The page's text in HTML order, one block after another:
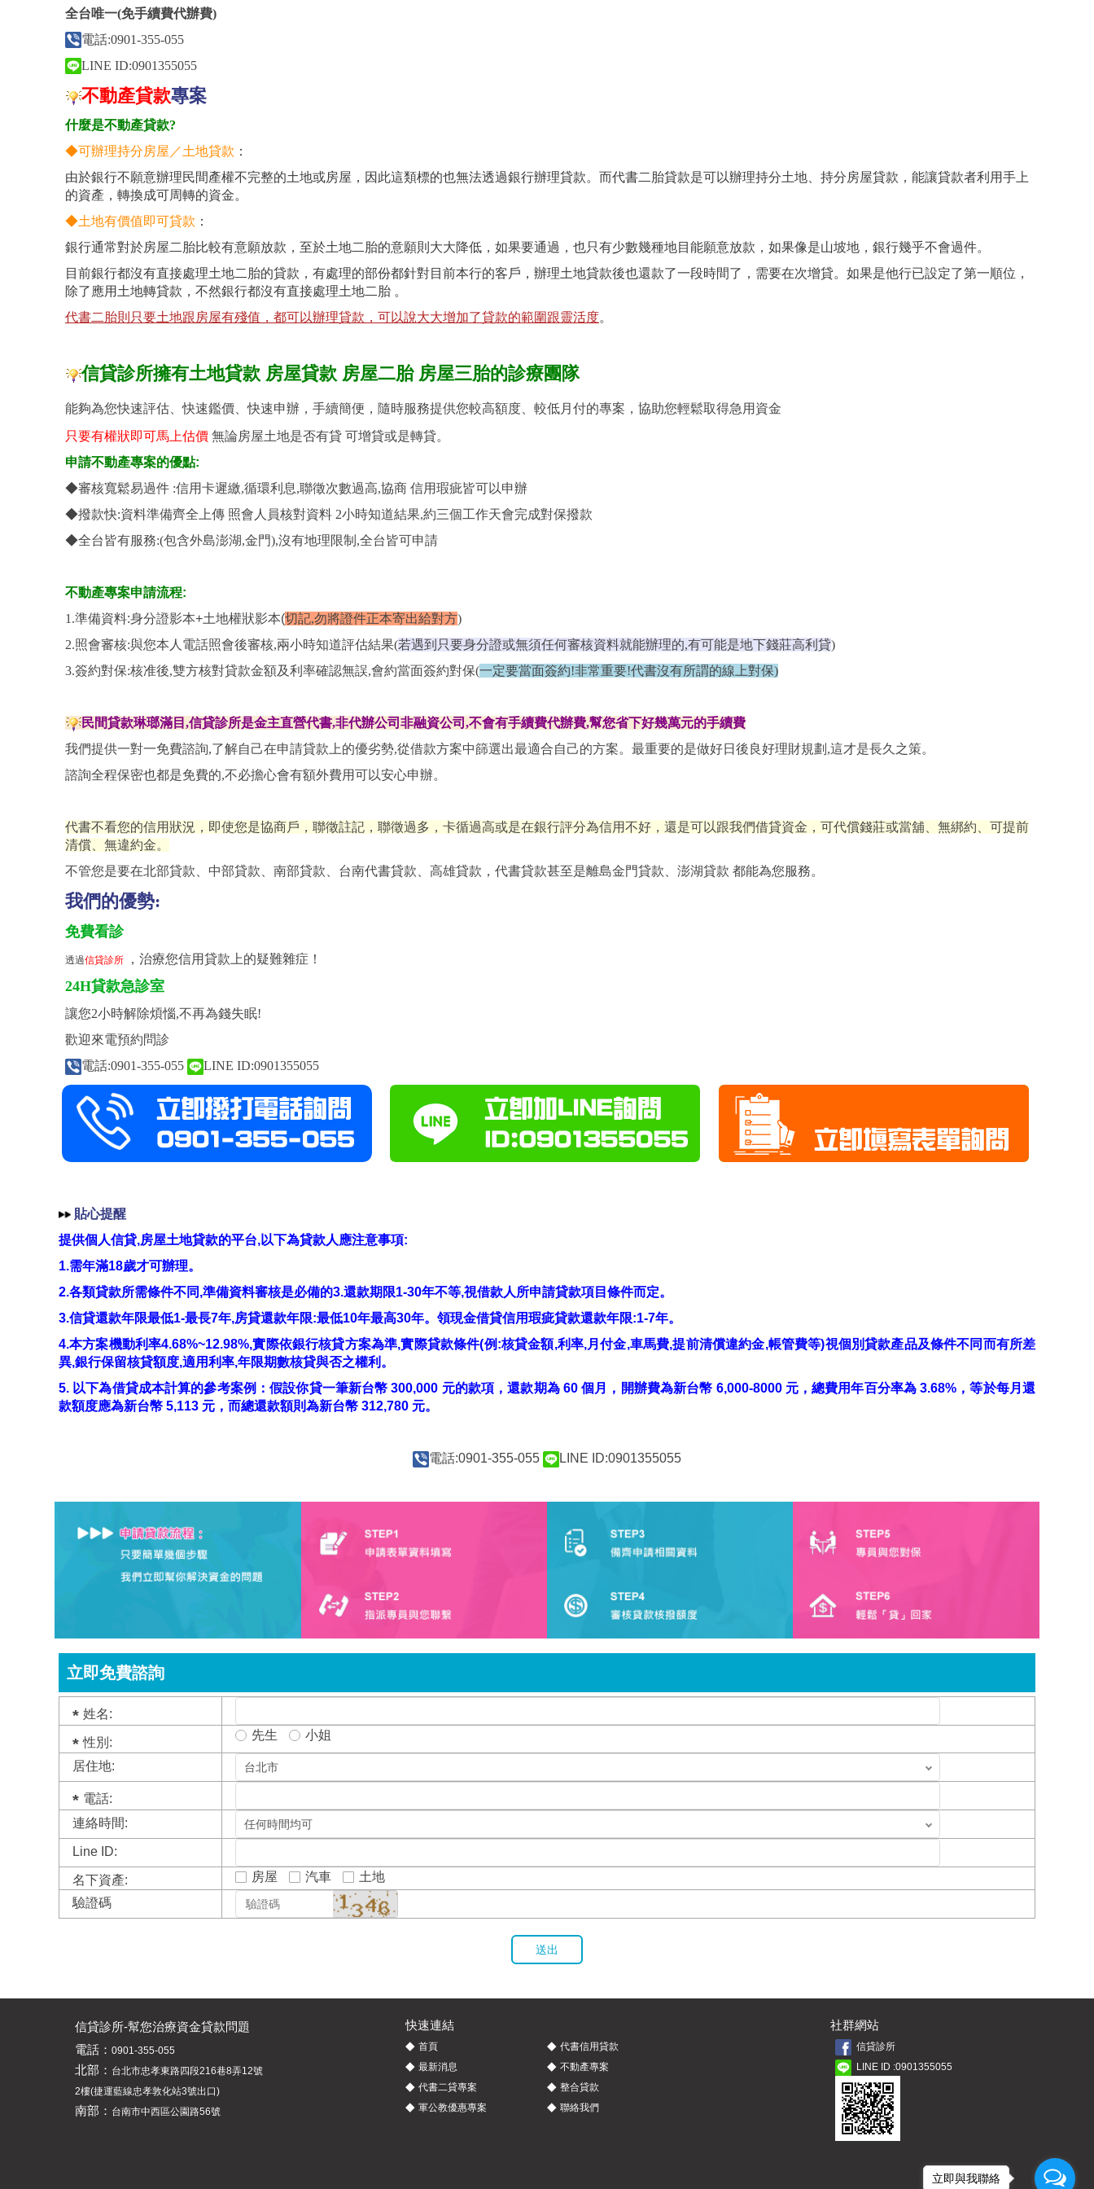
全台唯一(免手續費代辦費)
電話:0901-355-055
LINE ID:0901355055
不動產貸款專案
什麼是不動產貸款?
◆可辦理持分房屋／土地貸款 ：
由於銀行不願意辦理民間產權不完整的土地或房屋，因此這類標的也無法透過銀行辦理貸款。 而代書二胎貸款是可以辦理持分土地、持分房屋貸款，能讓貸款者利用手上
的資產，轉換成可周轉的資金。
◆土地有價值即可貸款 ：
銀行通常對於房屋二胎比較有意願放款，至於土地二胎的意願則大大降低，如果要通過，也只有少數幾種地目能願意放款，如果像是山坡地，銀行幾乎不會過件。
目前銀行都沒有直接處理土地二胎的貸款，有處理的部份都針對目前本行的客戶，辦理土地貸款後也還款了一段時間了，需要在次增貸。如果是他行已設定了第一順位，
除了應用土地轉貸款，不然銀行都沒有直接處理土地二胎 。
代書二胎則只要土地跟房屋有殘值，都可以辦理貸款，可以說大大增加了貸款的範圍跟靈活度。
信貸診所擁有土地貸款 房屋貸款 房屋二胎 房屋三胎的診療團隊
能夠為您快速評估、快速鑑價、快速申辦，手續簡便，隨時服務提供您較高額度、較低月付的專案，協助您輕鬆取得急用資金
只要有權狀即可馬上估價 無論房屋土地是否有貸 可增貸或是轉貸。
申請不動產專案的優點:
◆審核寬鬆易過件 :信用卡遲繳,循環利息,聯徵次數過高,協商 信用瑕疵皆可以申辦
◆撥款快:資料準備齊全上傳 照會人員核對資料 2小時知道結果,約三個工作天會完成對保撥款
◆全台皆有服務:(包含外島澎湖,金門),沒有地理限制,全台皆可申請
不動產專案申請流程:
​1.準備資料:身分證影本+土地權狀影本(切記,勿將證件正本寄出給對方)
2.照會審核:與您本人電話照會後審核,兩小時知道評估結果(若遇到只要身分證或無須任何審核資料就能辦理的,有可能是地下錢莊高利貸)
3.簽約對保:核准後,雙方核對貸款金額及利率確認無誤,會約當面簽約對保(一定要當面簽約!非常重要!代書沒有所謂的線上對保)
民間貸款琳瑯滿目,信貸診所是金主直營代書,非代辦公司非融資公司,不會有手續費代辦費,幫您省下好幾萬元的手續費
我們提供一對一免費諮詢,了解自己在申請貸款上的優劣勢,從借款方案中篩選出最適合自己的方案。最重要的是做好日後良好理財規劃,這才是長久之策。
諮詢全程保密也都是免費的,不必擔心會有額外費用可以安心申辦。
代書不看您的信用狀況，即使您是協商戶，聯徵註記，聯徵過多，卡循過高或是在銀行評分為信用不好，還是可以跟我們借貸資金，可代償錢莊或當舖、無綁約、可提前
清償、無違約金。
不管您是要在北部貸款、中部貸款、南部貸款、台南代書貸款、高雄貸款，代書貸款甚至是離島金門貸款、澎湖貸款 都能為您服務。
我們的優勢:
免費看診
透過信貸診所 ，治療您信用貸款上的疑難雜症！
24H貸款急診室
讓您2小時解除煩惱,不再為錢失眠!
歡迎來電預約問診
電話:0901-355-055
LINE ID:0901355055
貼心提醒
提供個人信貸,房屋土地貸款的平台,以下為貸款人應注意事項:
1.需年滿18歲才可辦理。
2.各類貸款所需條件不同,準備資料審核是必備的3.還款期限1-30年不等,視借款人所申請貸款項目條件而定。
3.信貸還款年限最低1-最長7年,房貸還款年限:最低10年最高30年。領現金借貸信用瑕疵貸款還款年限:1-7年。
4.本方案機動利率4.68%~12.98%,實際依銀行核貸方案為準,實際貸款條件(例:核貸金額,利率,月付金,車馬費,提前清償違約金,帳管費等)視個別貸款產品及條件不同而有所差
異,銀行保留核貸額度,適用利率,年限期數核貸與否之權利。
5. 以下為借貸成本計算的參考案例：假設你貸一筆新台幣 300,000 元的款項，還款期為 60 個月，開辦費為新台幣 6,000-8000 元，總費用年百分率為 3.68%，等於每月還
款額度應為新台幣 5,113 元，而總還款額則為新台幣 312,780 元。
電話:0901-355-055 LINE ID:0901355055
立即免費諮詢
姓名:
性別:
先生 小姐
居住地:
電話:
連絡時間:
Line ID:
名下資產: 房屋 汽車
土地
驗證碼
送出
信貸診所-幫您治療資金貸款問題
電話： 0901-355-055
北部： 台北市忠孝東路四段216巷8弄12號
2樓(捷運藍線忠孝敦化站3號出口)
南部： 台南市中西區公園路56號
快速連結
◆ 首頁
◆ 最新消息
◆ 代書二貸專案
◆ 軍公教優惠專案
◆ 代書信用貸款
◆ 不動產專案
◆ 整合貸款
◆ 聯絡我們
社群網站
信貸診所
LINE ID :0901355055
立即與我聯絡